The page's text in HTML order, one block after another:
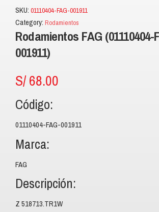
SKU: 01110404-FAG-001911
Category: Rodamientos
Rodamientos FAG (01110404-
001911)
S/68.00
Código:
01110404-FAG-001911
Marca:
FAG
Descripción:
Z 518713.TR1W